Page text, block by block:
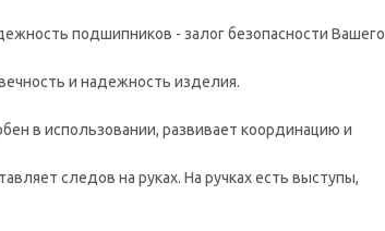
подшипников - залог безопасности Вашего
и надежность изделия.
в использовании, развивает координацию и
следов на руках. На ручках есть выступы,